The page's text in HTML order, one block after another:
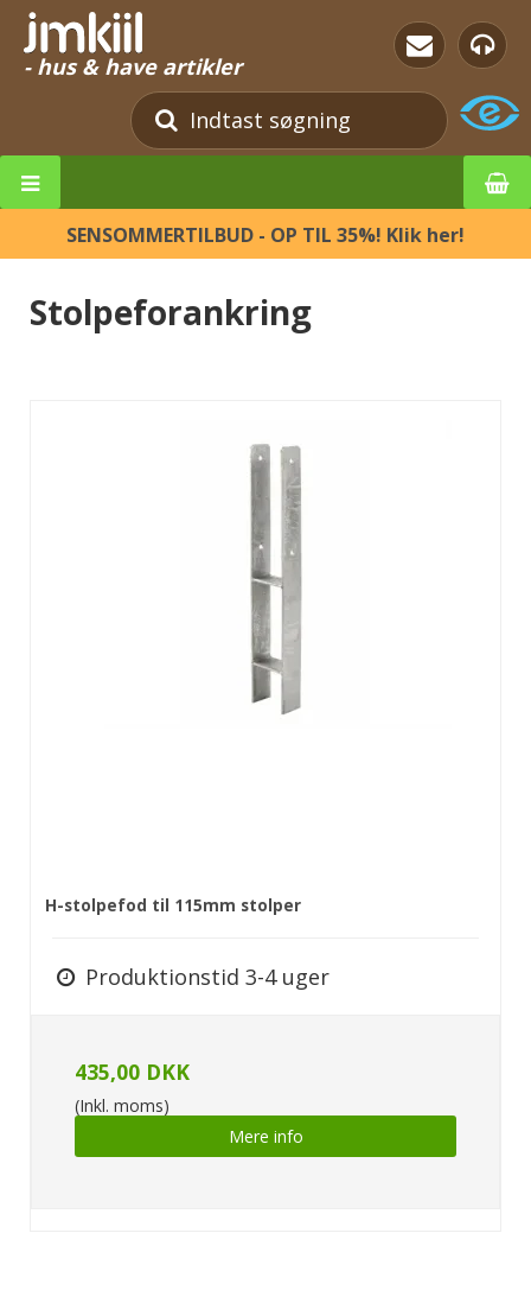
- hus & have artikler
SENSOMMERTILBUD - OP TIL 35%! Klik her!
Stolpeforankring
H-stolpefod til 115mm stolper
Produktionstid 3-4 uger
435,00 DKK
(Inkl. moms)
Mere info